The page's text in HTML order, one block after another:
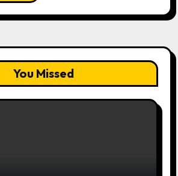
You Missed